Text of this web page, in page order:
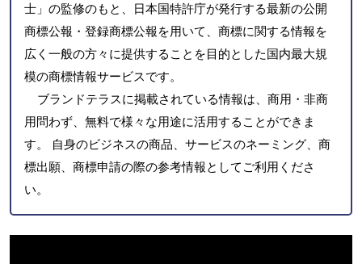
士」の監修のもと、日本国特許庁が発行する最新の公開
商標公報・登録商標公報を用いて、商標に関する情報を
広く一般の方々に提供することを目的とした国内最大規
模の商標情報サービスです。
ブランドテラスに掲載されている情報は、商用・非商
用問わず、無料で様々な用途に活用することができま
す。 自身のビジネスの商品、サービスのネーミング、商
標出願、商標申請の際の参考情報としてご利用くださ
い。